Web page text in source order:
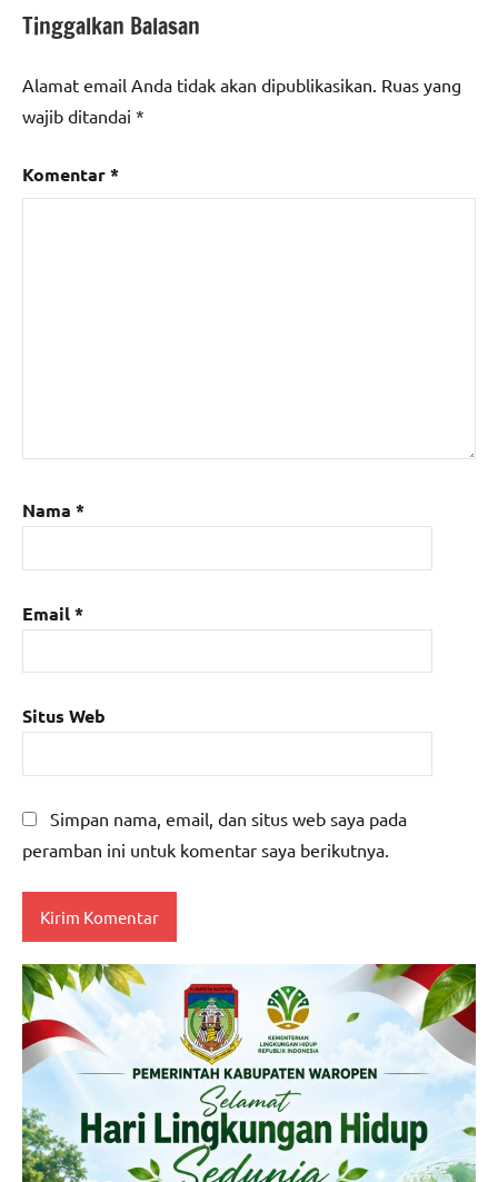
Tinggalkan Balasan
Alamat email Anda tidak akan dipublikasikan. Ruas yang
wajib ditandai *
Komentar*
Nama *
Email*
Situs Web
Simpan nama, email, dan situs web saya pada
peramban ini untuk komentar saya berikutnya.